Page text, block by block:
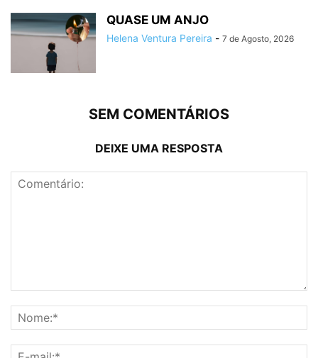
QUASE UM ANJO
Helena Ventura Pereira - 7 de Agosto, 2026
SEM COMENTÁRIOS
DEIXE UMA RESPOSTA